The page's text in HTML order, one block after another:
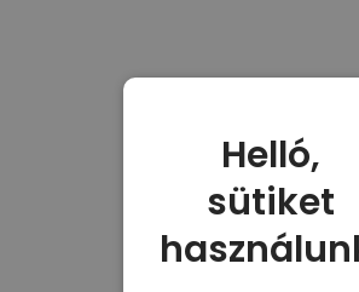
Helló,
sütiket